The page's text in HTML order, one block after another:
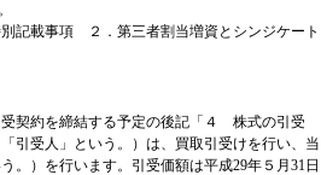
記載事項 ２．第三者割当増資とシンジケート
契約を締結する予定の後記「４ 株式の引受
引受人」という。）は、買取引受けを行い、当
。）を行います。引受価額は平成29年５月31日